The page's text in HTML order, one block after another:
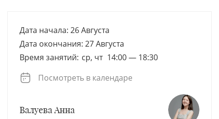
26 Августа
27 Августа
ср, чт 14:00 — 18:30
Посмотреть в календаре
Валуева Анна